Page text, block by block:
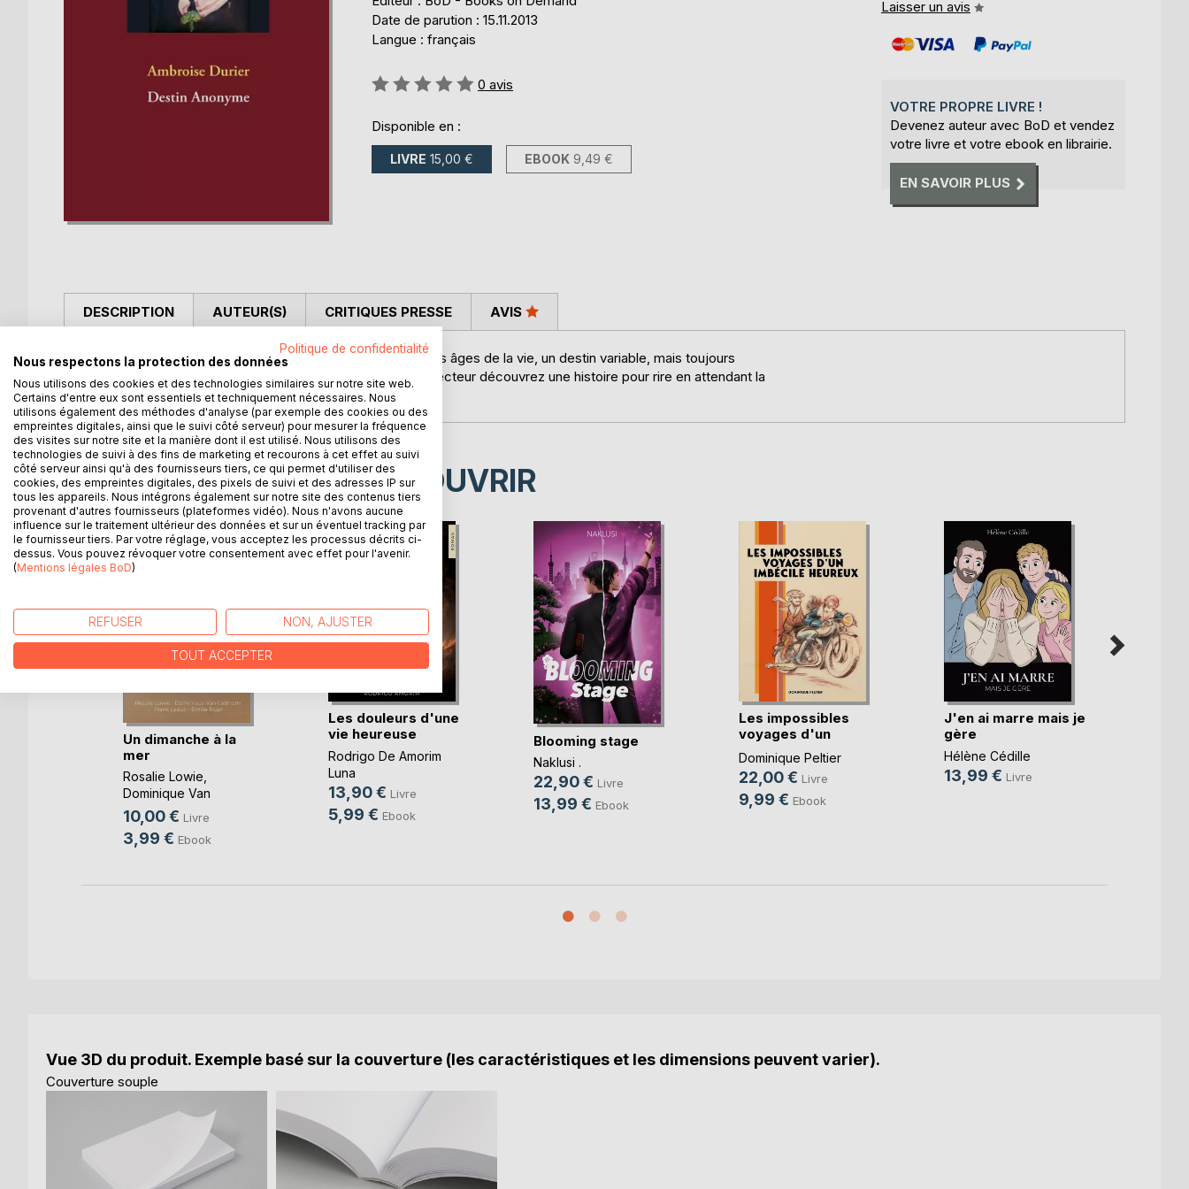
Date de parution : 15.11.2013
Langue : français
Évaluation:
0 avis
Disponible en :
LIVRE 15,00 € EBOOK 9,49 €
Laisser un avis
VOTRE PROPRE LIVRE !
Devenez auteur avec BoD et vendez
votre livre et votre ebook en librairie.
EN SAVOIR PLUS
DESCRIPTION
Une fantaisie sur l'existence, où le lecteur côtoie au fil des âges de la vie, un destin variable, mais toujours
anonyme. Dans un jeu sur l'identité entre personnage et lecteur découvrez une histoire pour rire en attendant la
mort... et si ça continuait?
AUTEUR(S) CRITIQUES PRESSE AVIS
D’AUTRES TITRES À DÉCOUVRIR
Un dimanche à la
mer
Rosalie Lowie
Dominique Van
Cotthem, ...
10,00 € Livre
3,99 € Ebook
Les douleurs d'une
vie heureuse
Rodrigo De Amorim
Luna
13,90 € Livre
5,99 € Ebook
Blooming stage
Naklusi .
22,90 € Livre
13,99 € Ebook
Les impossibles
voyages d'un
imbéc(...)
Dominique Peltier
22,00 € Livre
9,99 € Ebook
J'en ai marre mais je
gère
Hélène Cédille
13,99 € Livre
Vue 3D du produit. Exemple basé sur la couverture (les caractéristiques et les dimensions peuvent varier).
Couverture souple
Politique de confidentialité
Nous respectons la protection des données
Nous utilisons des cookies et des technologies similaires sur notre site web.
Certains d'entre eux sont essentiels et techniquement nécessaires. Nous
utilisons également des méthodes d'analyse (par exemple des cookies ou des
empreintes digitales, ainsi que le suivi côté serveur) pour mesurer la fréquence
des visites sur notre site et la manière dont il est utilisé. Nous utilisons des
technologies de suivi à des fins de marketing et recourons à cet effet au suivi
côté serveur ainsi qu'à des fournisseurs tiers, ce qui permet d'utiliser des
cookies, des empreintes digitales, des pixels de suivi et des adresses IP sur
tous les appareils. Nous intégrons également sur notre site des contenus tiers
provenant d'autres fournisseurs (plateformes vidéo). Nous n'avons aucune
influence sur le traitement ultérieur des données et sur un éventuel tracking par
le fournisseur tiers. Par votre réglage, vous acceptez les processus décrits ci-
dessus. Vous pouvez révoquer votre consentement avec effet pour l'avenir.
(Mentions légales BoD)
REFUSER NON, AJUSTER
TOUT ACCEPTER